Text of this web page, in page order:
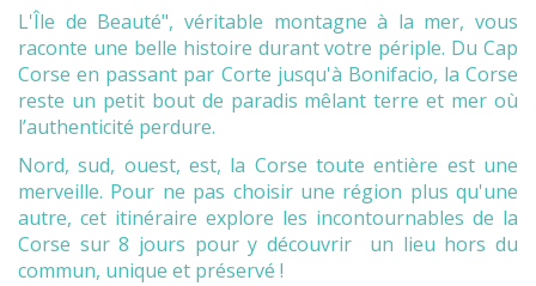
L'Île de Beauté", véritable montagne à la mer, vous
raconte une belle histoire durant votre périple. Du Cap
Corse en passant par Corte jusqu'à Bonifacio, la Corse
reste un petit bout de paradis mêlant terre et mer où
l’authenticité perdure.
Nord, sud, ouest, est, la Corse toute entière est une
merveille. Pour ne pas choisir une région plus qu'une
autre, cet itinéraire explore les incontournables de la
Corse sur 8 jours pour y découvrir un lieu hors du
commun, unique et préservé !